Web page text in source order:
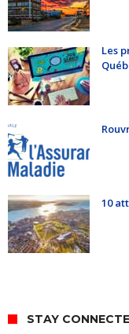
Les
10
STAY